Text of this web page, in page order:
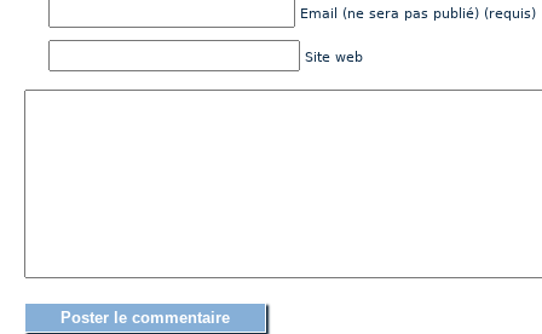
Email (ne sera pas publié) (requis)
Site web